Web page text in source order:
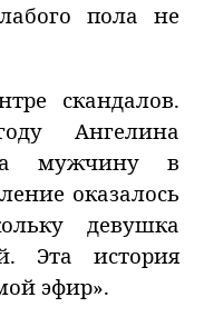
пола не
скандалов.
Ангелина
мужчину в
оказалось
девушка
Эта история
эфир».